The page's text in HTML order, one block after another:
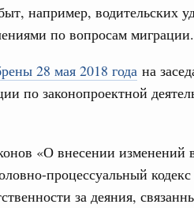
например, водительских
по вопросам миграции.
28 мая 2018 года на
по законопроектной
«О внесении изменений
процессуальный
за деяния,